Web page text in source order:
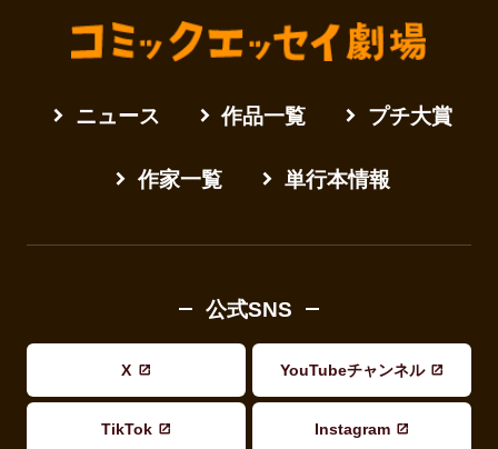
ニュース 作品一覧 プチ大賞
作家一覧 単行本情報
公式SNS
X YouTubeチャンネル
TikTok Instagram